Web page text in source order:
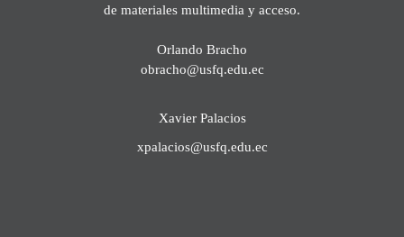
de materiales multimedia y acceso.
Orlando Bracho
obracho@usfq.edu.ec
Xavier Palacios
xpalacios@usfq.edu.ec